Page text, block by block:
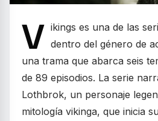
V ikings es una de las
dentro del género de
una trama que abarca seis
de 89 episodios. La serie
Lothbrok, un personaje
mitología vikinga, que inicia